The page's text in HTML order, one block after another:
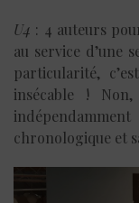
U4 : 4 auteurs
au service d’une
particularité,
insécable !
chronologique et